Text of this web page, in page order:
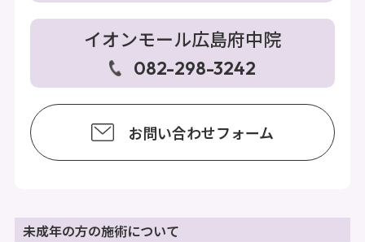
イオンモール広島府中院
082-298-3242
お問い合わせフォーム
未成年の方の施術について